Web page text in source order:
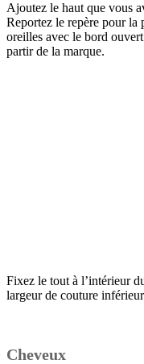
Ajoutez le haut que vous
Reportez le repère pour la
oreilles avec le bord
partir de la marque.
Fixez le tout à l’intérieur
largeur de couture
Cheveux